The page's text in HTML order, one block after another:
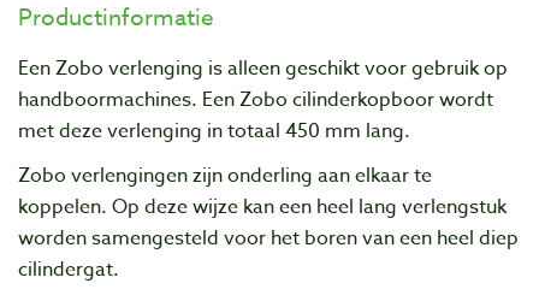
Productinformatie
Een Zobo verlenging is alleen geschikt voor gebruik op
handboormachines. Een Zobo cilinderkopboor wordt
met deze verlenging in totaal 450 mm lang.
Zobo verlengingen zijn onderling aan elkaar te
koppelen. Op deze wijze kan een heel lang verlengstuk
worden samengesteld voor het boren van een heel diep
cilindergat.